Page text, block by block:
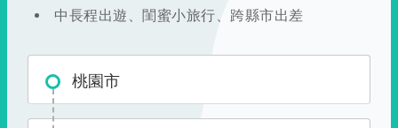
中長程出遊、閨蜜小旅行、跨縣市出差
桃園市